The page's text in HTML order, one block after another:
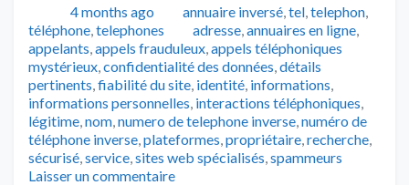
Publié
4 months ago Catégories
annuaire inversé,tel,telephon,
téléphone,telephones Tags
adresse,annuaires en ligne,
appelants,appels frauduleux,appels téléphoniques
mystérieux,confidentialité des données,détails
pertinents,fiabilité du site, identité, informations,
informations personnelles, interactions téléphoniques,
légitime,nom,numero de telephone inverse,numéro de
téléphone inverse,plateformes,propriétaire,recherche,
sécurisé,service,sites web spécialisés,spammeurs
Laisser un commentaire